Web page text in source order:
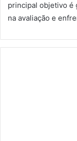
principal objetivo é
na avaliação e